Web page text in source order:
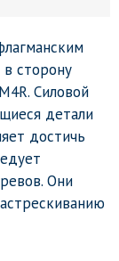
сторону
Силовой
детали
достичь
Они